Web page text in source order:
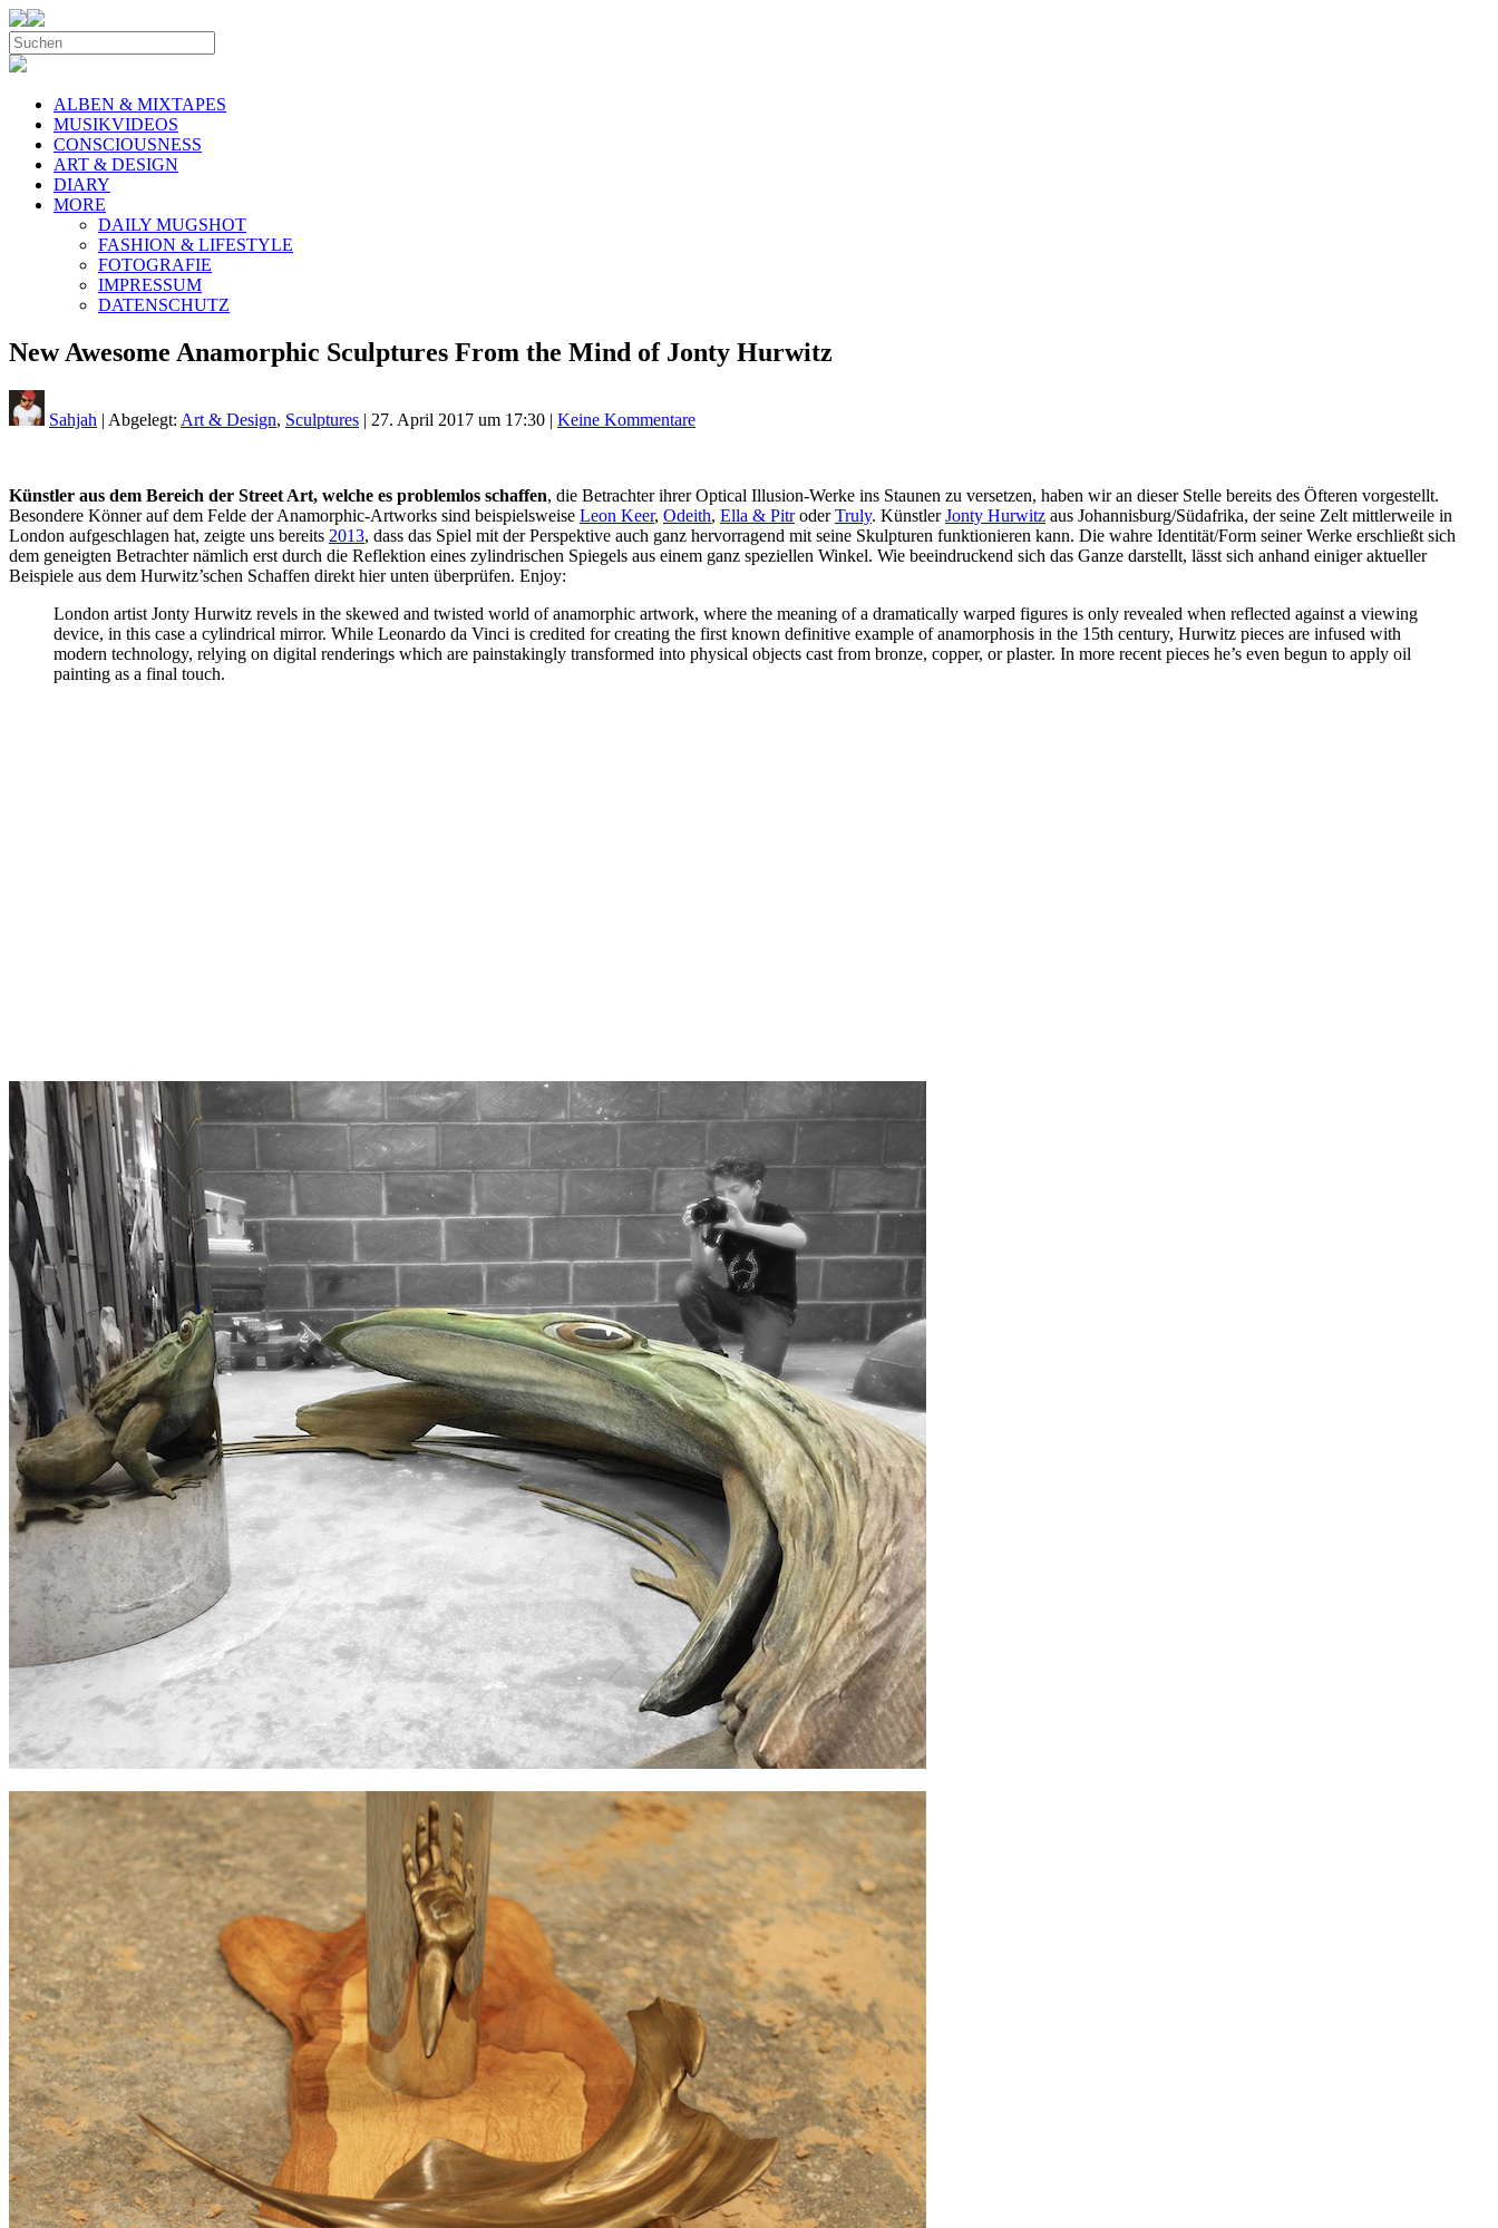
ALBEN & MIXTAPES
MUSIKVIDEOS
CONSCIOUSNESS
ART & DESIGN
DIARY
MORE
DAILY MUGSHOT
FASHION & LIFESTYLE
FOTOGRAFIE
IMPRESSUM
DATENSCHUTZ
New Awesome Anamorphic Sculptures From the Mind of Jonty Hurwitz
Sahjah | Abgelegt: Art & Design, Sculptures | 27. April 2017 um 17:30 | Keine Kommentare
Künstler aus dem Bereich der Street Art, welche es problemlos schaffen, die Betrachter ihrer Optical Illusion-Werke ins Staunen zu versetzen, haben wir an dieser Stelle bereits des Öfteren vorgestellt.
Besondere Könner auf dem Felde der Anamorphic-Artworks sind beispielsweise Leon Keer, Odeith, Ella & PitroderTruly. KünstlerJonty Hurwitz aus Johannisburg/Südafrika, der seine Zelt mittlerweile in
London aufgeschlagen hat, zeigte uns bereits 2013, dass das Spiel mit der Perspektive auch ganz hervorragend mit seine Skulpturen funktionieren kann. Die wahre Identität/Form seiner Werke erschließt sich
dem geneigten Betrachter nämlich erst durch die Reflektion eines zylindrischen Spiegels aus einem ganz speziellen Winkel. Wie beeindruckend sich das Ganze darstellt, lässt sich anhand einiger aktueller
Beispiele aus dem Hurwitz’schen Schaffen direkt hier unten überprüfen. Enjoy:
London artist Jonty Hurwitz revels in the skewed and twisted world of anamorphic artwork, where the meaning of a dramatically warped figures is only revealed when reflected against a viewing
device, in this case a cylindrical mirror. While Leonardo da Vinci is credited for creating the first known definitive example of anamorphosis in the 15th century, Hurwitz pieces are infused with
modern technology, relying on digital renderings which are painstakingly transformed into physical objects cast from bronze, copper, or plaster. In more recent pieces he’s even begun to apply oil
painting as a final touch.